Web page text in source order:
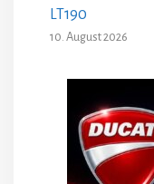
LT190
10. August 2026